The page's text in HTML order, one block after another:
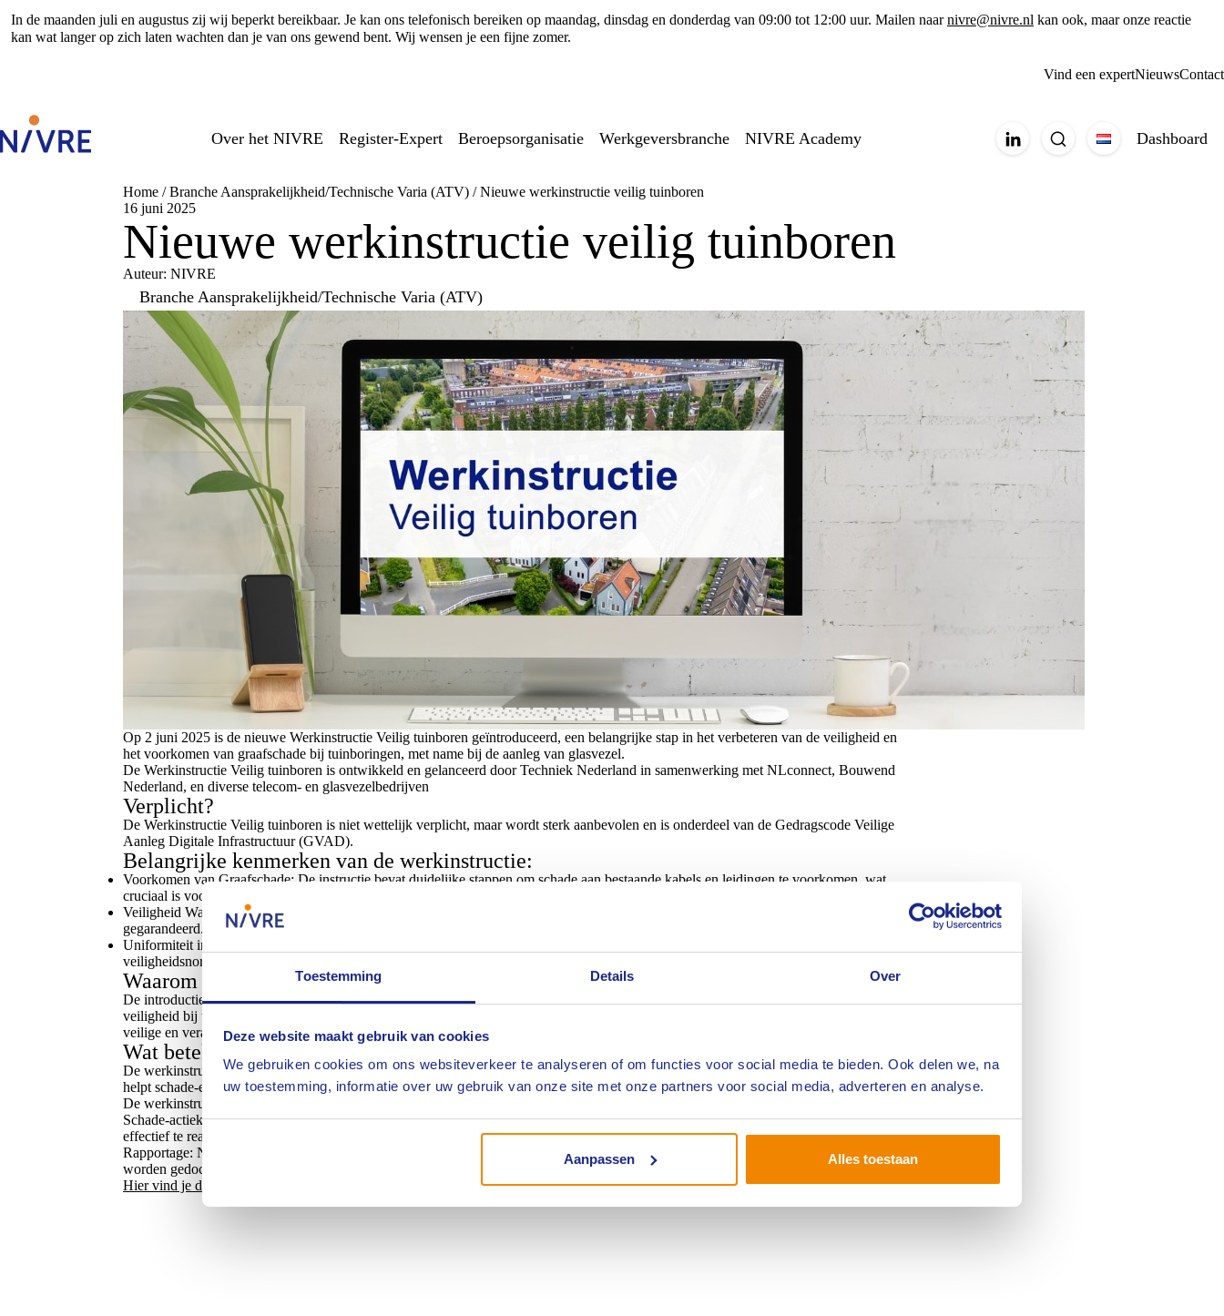
Toestemming Details Over
Deze website maakt gebruik van cookies
We gebruiken cookies om ons websiteverkeer te analyseren of om functies voor social media te bieden. Ook delen we, na
uw toestemming, informatie over uw gebruik van onze site met onze partners voor social media, adverteren en analyse.
Aanpassen Alles toestaan
In de maanden juli en augustus zij wij beperkt bereikbaar. Je kan ons telefonisch bereiken op maandag, dinsdag en donderdag van 09:00 tot 12:00 uur. Mailen naarnivre@nivre.nl kan ook, maar onze reactie
kan wat langer op zich laten wachten dan je van ons gewend bent. Wij wensen je een fijne zomer.
Vind een expertNieuwsContact
Over het NIVRE Register-Expert Beroepsorganisatie Werkgeversbranche NIVRE Academy Dashboard
Home /Branche Aansprakelijkheid/Technische Varia (ATV) /Nieuwe werkinstructie veilig tuinboren
16 juni 2025
Nieuwe werkinstructie veilig tuinboren
Auteur: NIVRE
Branche Aansprakelijkheid/Technische Varia (ATV)
Op 2 juni 2025 is de nieuwe Werkinstructie Veilig tuinboren geïntroduceerd, een belangrijke stap in het verbeteren van de veiligheid en
het voorkomen van graafschade bij tuinboringen, met name bij de aanleg van glasvezel.
De Werkinstructie Veilig tuinboren is ontwikkeld en gelanceerd door Techniek Nederland in samenwerking met NLconnect, Bouwend
Nederland, en diverse telecom- en glasvezelbedrijven
Verplicht?
De Werkinstructie Veilig tuinboren is niet wettelijk verplicht, maar wordt sterk aanbevolen en is onderdeel van de Gedragscode Veilige
Aanleg Digitale Infrastructuur (GVAD).
Belangrijke kenmerken van de werkinstructie:
Voorkomen van Graafschade: De instructie bevat duidelijke stappen om schade aan bestaande kabels en leidingen te voorkomen, wat
cruciaal is voor het behoud van infrastructuur en het vermijden van kostbare reparaties.
Veiligheid Waarborgen: Door het implementeren van strikte veiligheidsnormen, wordt de veiligheid van werknemers en de omgeving
gegarandeerd. Dit is een prioriteit voor alle betrokken partijen.
Uniformiteit in Werkwijze: De nieuwe werkinstructie zorgt voor een uniforme aanpak, waardoor alle teams volgens dezelfde hoge
veiligheidsnormen werken. Dit bevordert de efficiëntie en vermindert het risico op fouten.
Waarom nu deze instructie?
De introductie van deze werkinstructie komt voort uit de noodzaak om de toenemende incidenten van graafschade aan te pakken en de
veiligheid bij tuinboringen te verbeteren. Met de groeiende vraag naar glasvezelnetwerken is het essentieel dat de aanleg hiervan op een
veilige en verantwoorde manier gebeurt.
Wat betekent dit voor schade-experts?
De werkinstructie biedt een gedetailleerde checklist voor het identificeren van risico’s en het opstellen van een maatregelenplan. Dit
helpt schade-experts om potentiële oorzaken van schade te begrijpen en te documenteren.
De werkinstructie bevat specifieke richtlijnen voor het omgaan met schade aan gasleidingen, kabels en andere infrastructuur
Schade-actiekaart: In geval van schade aan gasleidingen of andere infrastructuur, wordt de schade-actiekaart gebruikt om snel en
effectief te reageren.
Rapportage: Na de werkzaamheden wordt een gedetailleerd rapport opgesteld waarin de uitgevoerde stappen en eventuele incidenten
worden gedocumenteerd. Hier kan wellicht waardevolle informatie op worden gevonden.
Hier vind je de nieuwe Werkinstructie veilig tuinboren